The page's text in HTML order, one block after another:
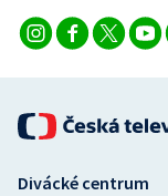
Vodní slalom
Volejbal
Ostatní
Divácké centrum